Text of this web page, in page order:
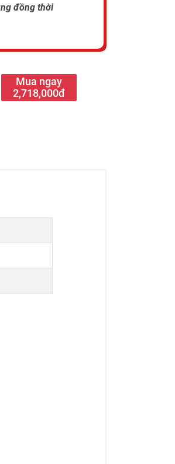
đồng thời
Mua ngay
2,718,000đ